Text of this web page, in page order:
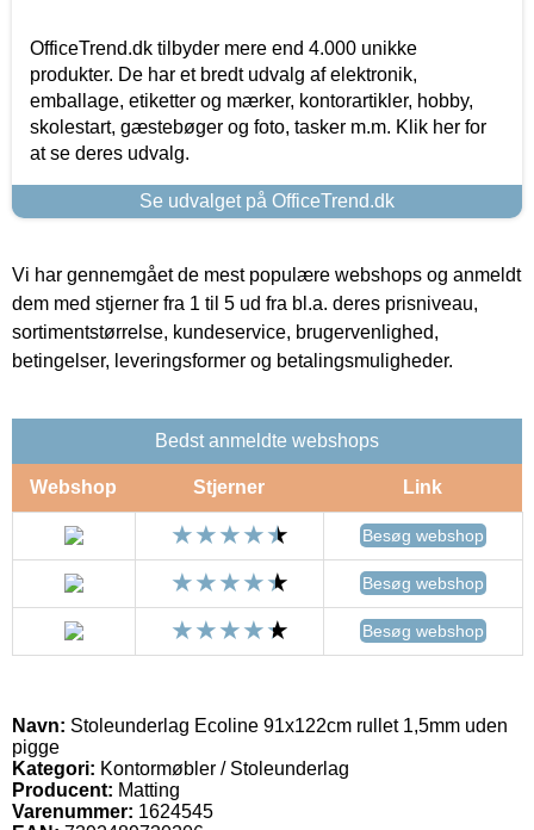
OfficeTrend.dk tilbyder mere end 4.000 unikke
produkter. De har et bredt udvalg af elektronik,
emballage, etiketter og mærker, kontorartikler, hobby,
skolestart, gæstebøger og foto, tasker m.m. Klik her for
at se deres udvalg.
Se udvalget på OfficeTrend.dk
Vi har gennemgået de mest populære webshops og anmeldt
dem med stjerner fra 1 til 5 ud fra bl.a. deres prisniveau,
sortimentstørrelse, kundeservice, brugervenlighed,
betingelser, leveringsformer og betalingsmuligheder.
Bedst anmeldte webshops
Webshop Stjerner Link
Besøg webshop
Besøg webshop
Besøg webshop
Navn: Stoleunderlag Ecoline 91x122cm rullet 1,5mm uden
pigge
Kategori: Kontormøbler / Stoleunderlag
Producent: Matting
Varenummer: 1624545